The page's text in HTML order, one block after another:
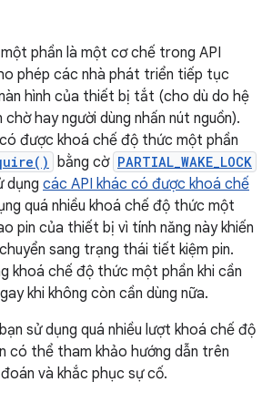
phần là một cơ chế trong API
phép các nhà phát triển tiếp tục
hình của thiết bị tắt (cho dù do hệ
hay người dùng nhấn nút nguồn).
được khoá chế độ thức một phần
bằng cờ PARTIAL_WAKE_LOCK
dụng các API khác có được khoá chế
quá nhiều khoá chế độ thức một
pin của thiết bị vì tính năng này khiến
sang trạng thái tiết kiệm pin.
khoá chế độ thức một phần khi cần
khi không còn cần dùng nữa.
sử dụng quá nhiều lượt khoá chế độ
có thể tham khảo hướng dẫn trên
và khắc phục sự cố.